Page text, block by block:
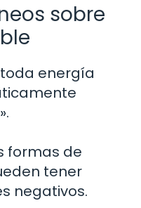
sobre
energía
formas de
tener
negativos.